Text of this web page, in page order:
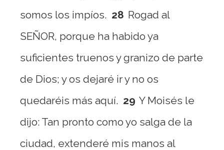
somos los impíos. 28 Rogad al
SEÑOR, porque ha habido ya
suficientes truenos y granizo de parte
de Dios; y os dejaré ir y no os
quedaréis más aquí. 29 Y Moisés le
dijo: Tan pronto como yo salga de la
ciudad, extenderé mis manos al